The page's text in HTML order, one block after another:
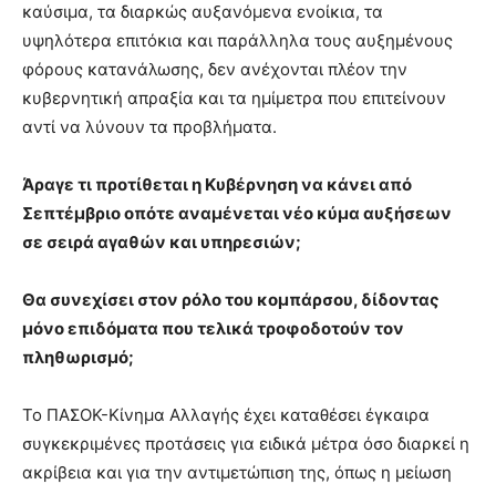
καύσιμα, τα διαρκώς αυξανόμενα ενοίκια, τα
υψηλότερα επιτόκια και παράλληλα τους αυξημένους
φόρους κατανάλωσης, δεν ανέχονται πλέον την
κυβερνητική απραξία και τα ημίμετρα που επιτείνουν
αντί να λύνουν τα προβλήματα.
Άραγε τι προτίθεται η Κυβέρνηση να κάνει από
Σεπτέμβριο οπότε αναμένεται νέο κύμα αυξήσεων
σε σειρά αγαθών και υπηρεσιών;
Θα συνεχίσει στον ρόλο του κομπάρσου, δίδοντας
μόνο επιδόματα που τελικά τροφοδοτούν τον
πληθωρισμό;
Το ΠΑΣΟΚ-Κίνημα Αλλαγής έχει καταθέσει έγκαιρα
συγκεκριμένες προτάσεις για ειδικά μέτρα όσο διαρκεί η
ακρίβεια και για την αντιμετώπιση της, όπως η μείωση